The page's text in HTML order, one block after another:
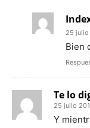
25 julio
Bien
Te lo
25 julio
Y